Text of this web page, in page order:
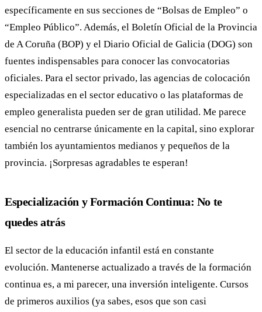
específicamente en sus secciones de “Bolsas de Empleo” o
“Empleo Público”. Además, el Boletín Oficial de la Provincia
de A Coruña (BOP) y el Diario Oficial de Galicia (DOG) son
fuentes indispensables para conocer las convocatorias
oficiales. Para el sector privado, las agencias de colocación
especializadas en el sector educativo o las plataformas de
empleo generalista pueden ser de gran utilidad. Me parece
esencial no centrarse únicamente en la capital, sino explorar
también los ayuntamientos medianos y pequeños de la
provincia. ¡Sorpresas agradables te esperan!
Especialización y Formación Continua: No te
quedes atrás
El sector de la educación infantil está en constante
evolución. Mantenerse actualizado a través de la formación
continua es, a mi parecer, una inversión inteligente. Cursos
de primeros auxilios (ya sabes, esos que son casi